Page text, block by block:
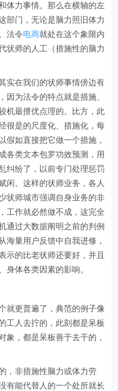
体力事情。那么在横轴的左
部门，无论是脑力照旧体力
法令电商就处在这个象限内
状师的人工（措施性的脑力
实在我们的状师事情傍边有
因为法令的特点就是措施、
机最擅优点理的。比方，此
很是的尺度化、措施化，每
假如直接把它做一个措施，
各类文本包罗功效预测，用
纠纷了，以前专门处理惩罚
闲。这样的状师业务，各人
状师城市强调自身业务的非
工作就必然做不成，这完全
通过大数据阐明之前的判例
海量用户反馈中自我进修，
示的比老状师还要好，并且
身体各类因素的影响。
就更普遍了，典范的例子像
工人去拧的，此刻都是呆板
象，都是呆板善于去干的，
，非措施性脑力或体力劳
有能代替人的一个处所就长